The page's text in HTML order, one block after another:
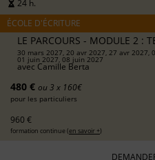
24 h.
ÉCOLE D'ÉCRITURE
LE PARCOURS - MODULE 2 :
30 mars 2027, 20 avr 2027, 27 avr 2027,
01 juin 2027, 08 juin 2027
avec Camille Berta
480 € ou 3 x 160€
pour les particuliers
960 €
formation continue (en savoir +)